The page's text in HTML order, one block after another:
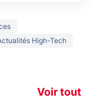
High-Tech
Voir tout
navigation